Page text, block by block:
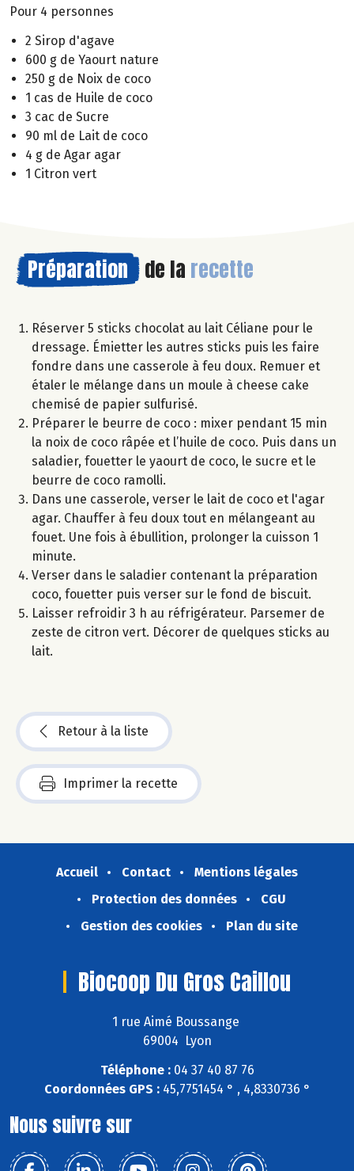
Pour 4 personnes
2 Sirop d'agave
600 g de Yaourt nature
250 g de Noix de coco
1 cas de Huile de coco
3 cac de Sucre
90 ml de Lait de coco
4 g de Agar agar
1 Citron vert
Préparation de la recette
Réserver 5 sticks chocolat au lait Céliane pour le
dressage. Émietter les autres sticks puis les faire
fondre dans une casserole à feu doux. Remuer et
étaler le mélange dans un moule à cheese cake
chemisé de papier sulfurisé.
Préparer le beurre de coco : mixer pendant 15 min
la noix de coco râpée et l’huile de coco. Puis dans un
saladier, fouetter le yaourt de coco, le sucre et le
beurre de coco ramolli.
Dans une casserole, verser le lait de coco et l'agar
agar. Chauffer à feu doux tout en mélangeant au
fouet. Une fois à ébullition, prolonger la cuisson 1
minute.
Verser dans le saladier contenant la préparation
coco, fouetter puis verser sur le fond de biscuit.
Laisser refroidir 3 h au réfrigérateur. Parsemer de
zeste de citron vert. Décorer de quelques sticks au
lait.
Retour à la liste
Imprimer la recette
Accueil Contact
Mentions légales
Protection des données
CGU
Gestion des cookies
Plan du site
Biocoop Du Gros Caillou
1 rue Aimé Boussange
69004 Lyon
Téléphone :04 37 40 87 76
Coordonnées GPS :45,7751454 ° , 4,8330736 °
Nous suivre sur